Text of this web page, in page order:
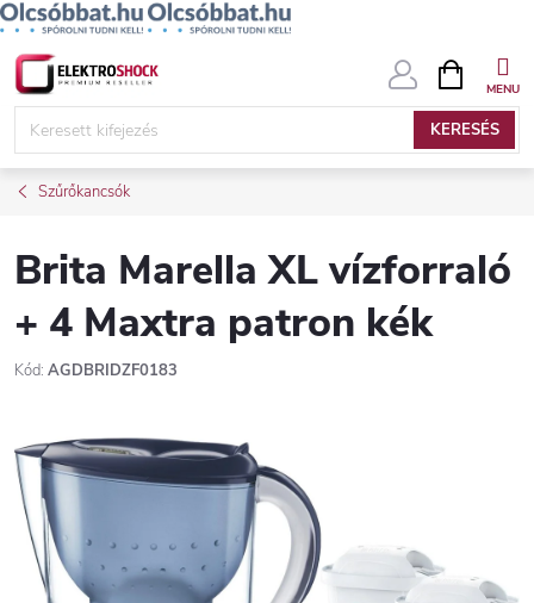
Ugrás
KERESÉS
KOSÁR
Szűrőkancsók
Brita Marella XL vízforraló
+ 4 Maxtra patron kék
Kód: AGDBRIDZF0183